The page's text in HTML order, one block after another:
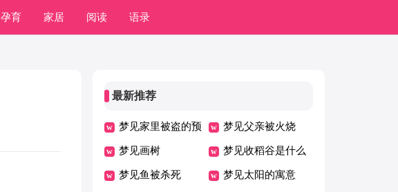
孕育 家居 阅读 语录
最新推荐
梦见家里被盗的预
兆
梦见父亲被火烧
梦见画树 梦见收稻谷是什么
意思
梦见鱼被杀死 梦见太阳的寓意